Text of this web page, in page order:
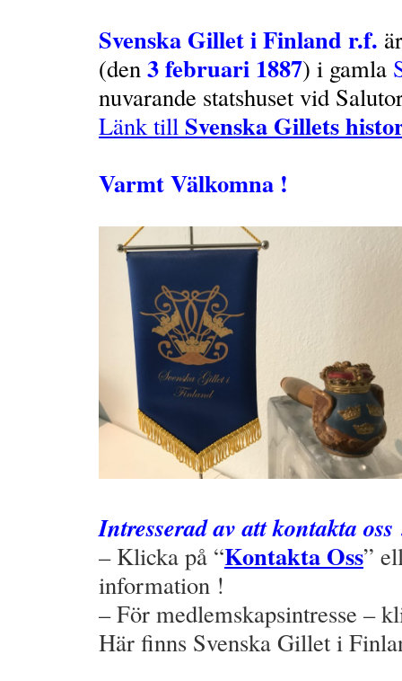
Svenska Gillet i Finland r.f.
(den 3 februari 1887) i gamla
nuvarande statshuset vid
Länk till Svenska Gillets
Varmt Välkomna !
Intresserad av att kontakta oss
– Klicka på “Kontakta Oss”
information !
– För medlemskapsintresse –
Här finns Svenska Gillet i